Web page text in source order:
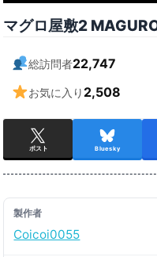
マグロ屋敷2
総訪問者22,747
お気に入り 2,508
ポスト Bluesky
製作者
Coicoi0055